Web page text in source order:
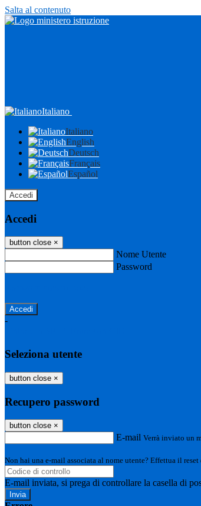
Salta al contenuto
Italiano
Italiano
English
Deutsch
Français
Español
Accedi
Accedi
button close ×
Nome Utente
Password
-
Seleziona utente
button close ×
Recupero password
button close ×
E-mail Verrà inviato un
Non hai una e-mail associata al nome utente? Effettua il
E-mail inviata, si prega di controllare la casella di